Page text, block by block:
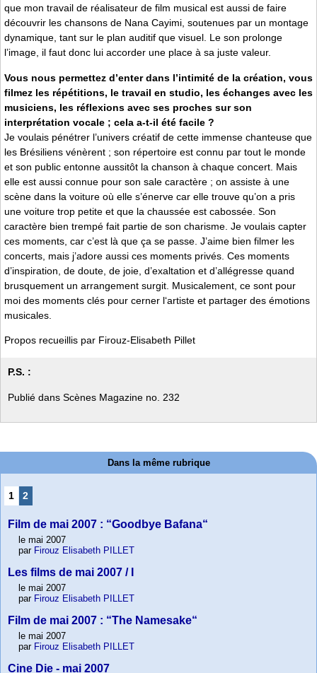
que mon travail de réalisateur de film musical est aussi de faire
découvrir les chansons de Nana Cayimi, soutenues par un montage
dynamique, tant sur le plan auditif que visuel. Le son prolonge
l’image, il faut donc lui accorder une place à sa juste valeur.
Vous nous permettez d’enter dans l’intimité de la création, vous
filmez les répétitions, le travail en studio, les échanges avec les
musiciens, les réflexions avec ses proches sur son
interprétation vocale ; cela a-t-il été facile ?
Je voulais pénétrer l’univers créatif de cette immense chanteuse que
les Brésiliens vénèrent ; son répertoire est connu par tout le monde
et son public entonne aussitôt la chanson à chaque concert. Mais
elle est aussi connue pour son sale caractère ; on assiste à une
scène dans la voiture où elle s’énerve car elle trouve qu’on a pris
une voiture trop petite et que la chaussée est cabossée. Son
caractère bien trempé fait partie de son charisme. Je voulais capter
ces moments, car c’est là que ça se passe. J’aime bien filmer les
concerts, mais j’adore aussi ces moments privés. Ces moments
d’inspiration, de doute, de joie, d’exaltation et d’allégresse quand
brusquement un arrangement surgit. Musicalement, ce sont pour
moi des moments clés pour cerner l‘artiste et partager des émotions
musicales.
Propos recueillis par Firouz-Elisabeth Pillet
P.S. :
Publié dans Scènes Magazine no. 232
Dans la même rubrique
1 2
Film de mai 2007 : “Goodbye Bafana“
le mai 2007
par Firouz Elisabeth PILLET
Les films de mai 2007 / I
le mai 2007
par Firouz Elisabeth PILLET
Film de mai 2007 : “The Namesake“
le mai 2007
par Firouz Elisabeth PILLET
Cine Die - mai 2007